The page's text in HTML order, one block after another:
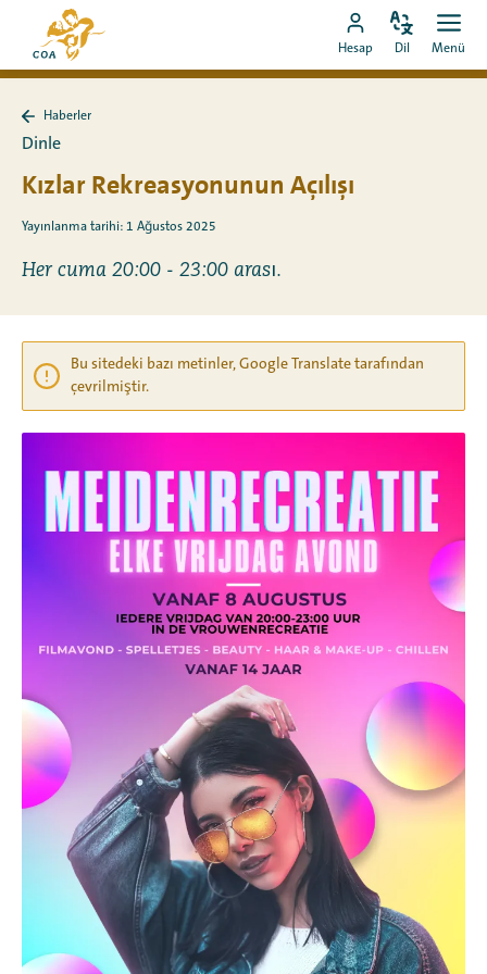
Doğrudan
içeriğe
git
MyCOA
ana
sayfasına
MyCOA
hesabına
Hesap
Dili
Dil
Aç
Menü
sayfasına
dön
Haberler
Dinle
Kızlar Rekreasyonunun Açılışı
Yayınlanma tarihi: 1 Ağustos 2025
Her cuma 20:00 - 23:00 arası.
Bu sitedeki bazı metinler, Google Translate tarafından
çevrilmiştir.